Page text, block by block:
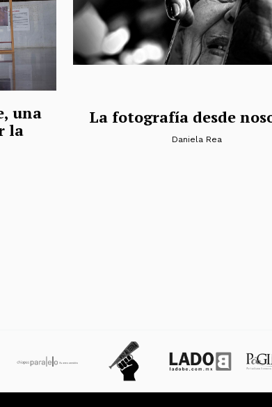
una
la
La fotografía desde
Daniela Rea
de entradas